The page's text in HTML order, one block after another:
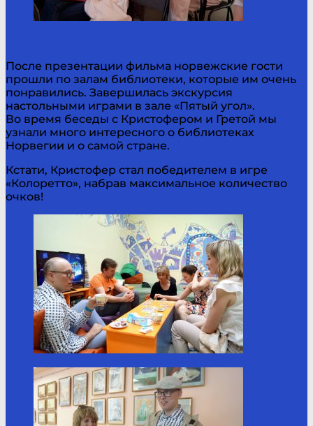
После презентации фильма норвежские гости
прошли по залам библиотеки, которые им очень
понравились. Завершилась экскурсия
настольными играми в зале «Пятый угол».
Во время беседы с Кристофером и Гретой мы
узнали много интересного о библиотеках
Норвегии и о самой стране.
Кстати, Кристофер стал победителем в игре
«Колоретто», набрав максимальное количество
очков!